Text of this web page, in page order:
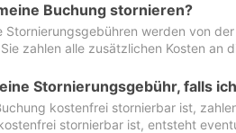
Buchung stornieren?
Stornierungsgebühren werden von
zahlen alle zusätzlichen Kosten an
Stornierungsgebühr, falls
kostenfrei stornierbar ist,
stornierbar ist, entsteht